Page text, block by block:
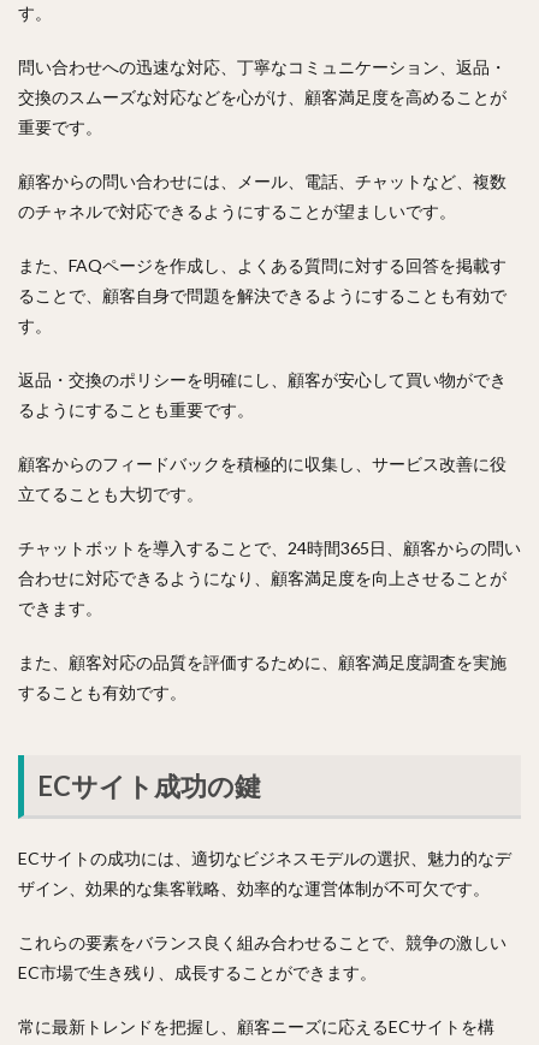
す。
問い合わせへの迅速な対応、丁寧なコミュニケーション、返品・
交換のスムーズな対応などを心がけ、顧客満足度を高めることが
重要です。
顧客からの問い合わせには、メール、電話、チャットなど、複数
のチャネルで対応できるようにすることが望ましいです。
また、FAQページを作成し、よくある質問に対する回答を掲載す
ることで、顧客自身で問題を解決できるようにすることも有効で
す。
返品・交換のポリシーを明確にし、顧客が安心して買い物ができ
るようにすることも重要です。
顧客からのフィードバックを積極的に収集し、サービス改善に役
立てることも大切です。
チャットボットを導入することで、24時間365日、顧客からの問い
合わせに対応できるようになり、顧客満足度を向上させることが
できます。
また、顧客対応の品質を評価するために、顧客満足度調査を実施
することも有効です。
ECサイト成功の鍵
ECサイトの成功には、適切なビジネスモデルの選択、魅力的なデ
ザイン、効果的な集客戦略、効率的な運営体制が不可欠です。
これらの要素をバランス良く組み合わせることで、競争の激しい
EC市場で生き残り、成長することができます。
常に最新トレンドを把握し、顧客ニーズに応えるECサイトを構